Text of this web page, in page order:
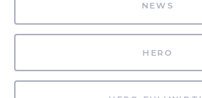
NEWS
HERO